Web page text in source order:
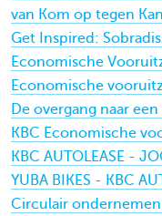
van Kom op tegen
Get Inspired:
Economische
Economische
De overgang naar
KBC Economische
KBC AUTOLEASE -
YUBA BIKES - KBC
Circulair